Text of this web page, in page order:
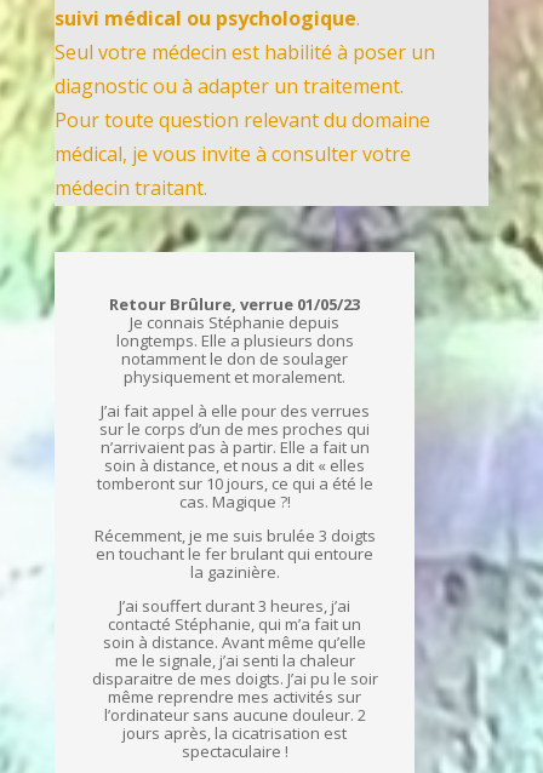
suivi médical ou psychologique.
Seul votre médecin est habilité à poser un
diagnostic ou à adapter un traitement.
Pour toute question relevant du domaine
médical, je vous invite à consulter votre
médecin traitant.
Retour Brûlure, verrue 01/05/23
Je connais Stéphanie depuis
longtemps. Elle a plusieurs dons
notamment le don de soulager
physiquement et moralement.
J’ai fait appel à elle pour des verrues
sur le corps d’un de mes proches qui
n’arrivaient pas à partir. Elle a fait un
soin à distance, et nous a dit « elles
tomberont sur 10 jours, ce qui a été le
cas. Magique ?!
Récemment, je me suis brulée 3 doigts
en touchant le fer brulant qui entoure
la gazinière.
J’ai souffert durant 3 heures, j’ai
contacté Stéphanie, qui m’a fait un
soin à distance. Avant même qu’elle
me le signale, j’ai senti la chaleur
disparaitre de mes doigts. J’ai pu le soir
même reprendre mes activités sur
l’ordinateur sans aucune douleur. 2
jours après, la cicatrisation est
spectaculaire !